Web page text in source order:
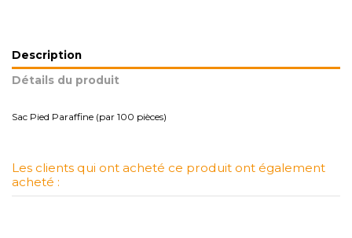
Description
Détails du produit
Sac Pied Paraffine (par 100 pièces)
Les clients qui ont acheté ce produit ont également
acheté :